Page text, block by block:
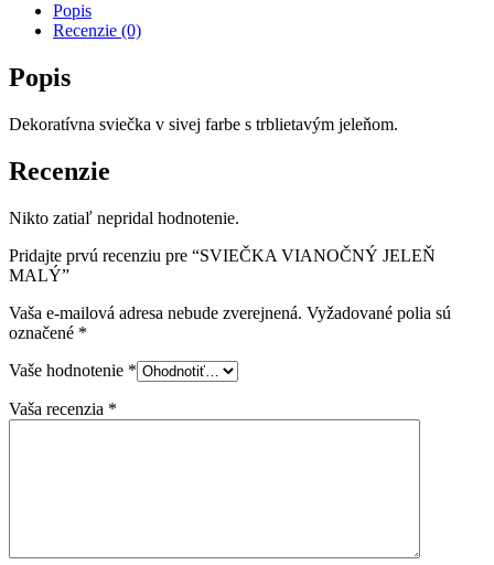
Popis
Recenzie (0)
Popis
Dekoratívna sviečka v sivej farbe s trblietavým jeleňom.
Recenzie
Nikto zatiaľ nepridal hodnotenie.
Pridajte prvú recenziu pre “SVIEČKA VIANOČNÝ JELEŇ
MALÝ”
Vaša e-mailová adresa nebude zverejnená. Vyžadované polia sú
označené *
Vaše hodnotenie *
Vaša recenzia *